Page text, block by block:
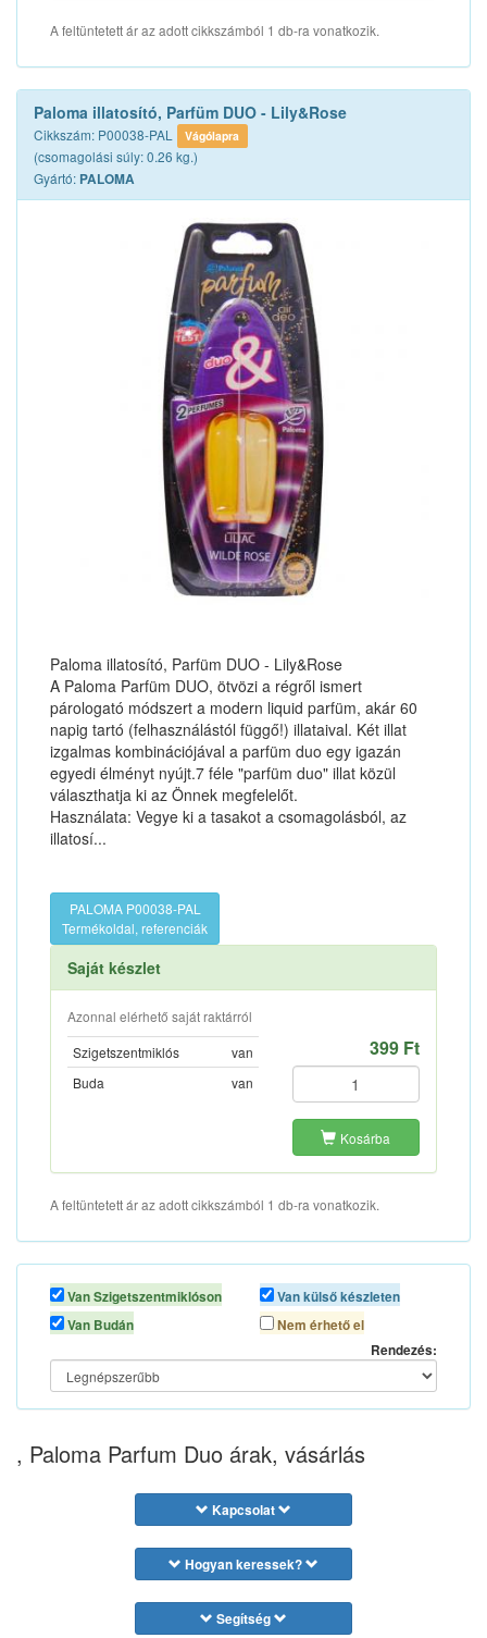
A feltüntetett ár az adott cikkszámból 1 db-ra vonatkozik.
Paloma illatosító, Parfüm DUO - Lily&Rose
Cikkszám: P00038-PAL Vágólapra
(csomagolási súly: 0.26 kg.)
Gyártó: PALOMA
Paloma illatosító, Parfüm DUO - Lily&Rose
A Paloma Parfüm DUO, ötvözi a régről ismert
párologató módszert a modern liquid parfüm, akár 60
napig tartó (felhasználástól függő!) illataival. Két illat
izgalmas kombinációjával a parfüm duo egy igazán
egyedi élményt nyújt.7 féle "parfüm duo" illat közül
választhatja ki az Önnek megfelelőt.
Használata: Vegye ki a tasakot a csomagolásból, az
illatosí...
PALOMA P00038-PAL
Termékoldal, referenciák
Saját készlet
Azonnal elérhető saját raktárról
Szigetszentmiklós
van
Buda
van
399 Ft
Kosárba
A feltüntetett ár az adott cikkszámból 1 db-ra vonatkozik.
Van Szigetszentmiklóson
Van Budán
Van külső készleten
Nem érhető el
Rendezés:
, Paloma Parfum Duo árak, vásárlás
Kapcsolat
Hogyan keressek?
Segítség